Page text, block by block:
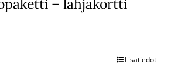
– lahjakortti
Lisätiedot